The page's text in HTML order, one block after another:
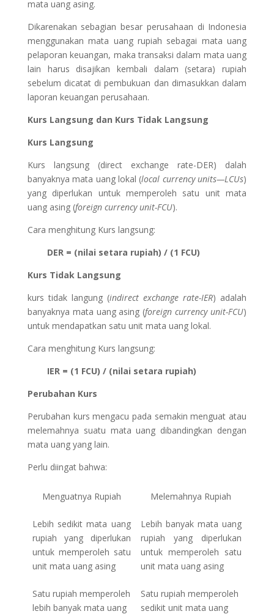
mata uang asing.
Dikarenakan sebagian besar perusahaan di Indonesia
menggunakan mata uang rupiah sebagai mata uang
pelaporan keuangan, maka transaksi dalam mata uang
lain harus disajikan kembali dalam (setara) rupiah
sebelum dicatat di pembukuan dan dimasukkan dalam
laporan keuangan perusahaan.
Kurs Langsung dan Kurs Tidak Langsung
Kurs Langsung
Kurs langsung (direct exchange rate-DER) dalah
banyaknya mata uang lokal (local currency units—LCUs)
yang diperlukan untuk memperoleh satu unit mata
uang asing (foreign currency unit-FCU).
Cara menghitung Kurs langsung:
DER = (nilai setara rupiah) / (1 FCU)
Kurs Tidak Langsung
kurs tidak langung (indirect exchange rate-IER) adalah
banyaknya mata uang asing (foreign currency unit-FCU)
untuk mendapatkan satu unit mata uang lokal.
Cara menghitung Kurs langsung:
IER = (1 FCU) / (nilai setara rupiah)
Perubahan Kurs
Perubahan kurs mengacu pada semakin menguat atau
melemahnya suatu mata uang dibandingkan dengan
mata uang yang lain.
Perlu diingat bahwa:
Menguatnya Rupiah Melemahnya Rupiah
Lebih sedikit mata uang
rupiah yang diperlukan
untuk memperoleh satu
unit mata uang asing
Lebih banyak mata uang
rupiah yang diperlukan
untuk memperoleh satu
unit mata uang asing
Satu rupiah memperoleh
lebih banyak mata uang
Satu rupiah memperoleh
sedikit unit mata uang